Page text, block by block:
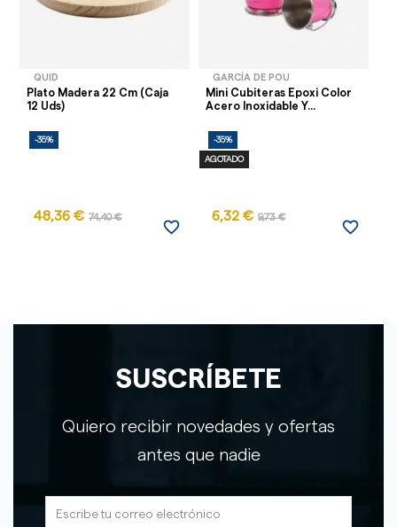
QUID
Plato Madera 22 Cm (Caja
12 Uds)
-35%
48,36 € 74,40 €
favorite_border
GARCÍA DE POU
Mini Cubiteras Epoxi Color
Acero Inoxidable Y...
-35%
AGOTADO
6,32 € 9,73 €
favorite_border
SUSCRÍBETE
Quiero recibir novedades y ofertas
antes que nadie